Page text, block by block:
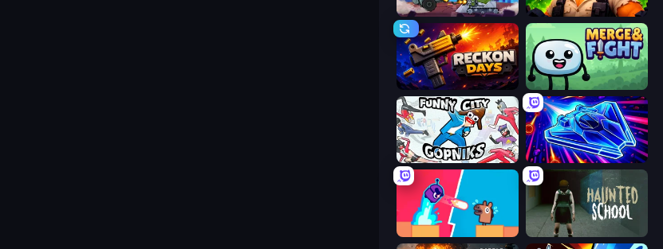
Tanks Arena io: Craft & Combat Zombie Lab Escape
Reckon Days Merge & Fight
Funny City: Gopniks Stellar Swarm
Boom Slingers ReBoom Haunted School